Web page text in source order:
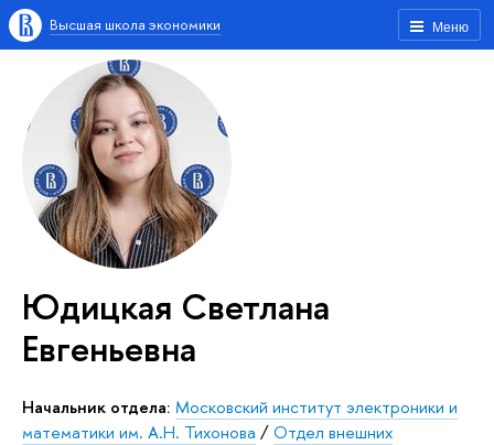
Меню
Высшая школа экономики
Юдицкая Светлана
Евгеньевна
Начальник отдела: Московский институт электроники и
математики им. А.Н. Тихонова /Отдел внешних